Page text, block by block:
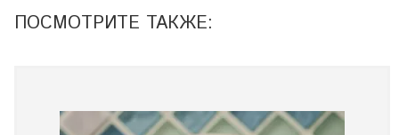
ПОСМОТРИТЕ ТАКЖЕ: